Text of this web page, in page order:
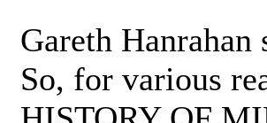
Gareth Hanrahan
So, for various